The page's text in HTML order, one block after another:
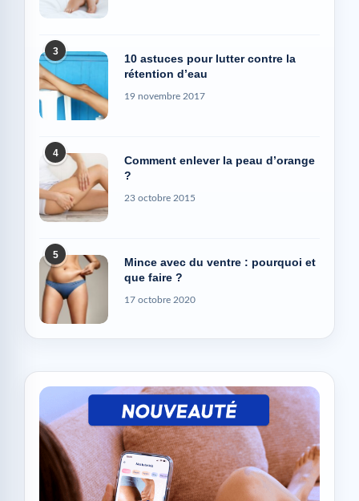
3
10 astuces pour lutter contre la
rétention d’eau
19 novembre 2017
4
Comment enlever la peau d’orange
?
23 octobre 2015
5
Mince avec du ventre : pourquoi et
que faire ?
17 octobre 2020